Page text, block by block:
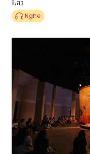
Điểm tin showbiz